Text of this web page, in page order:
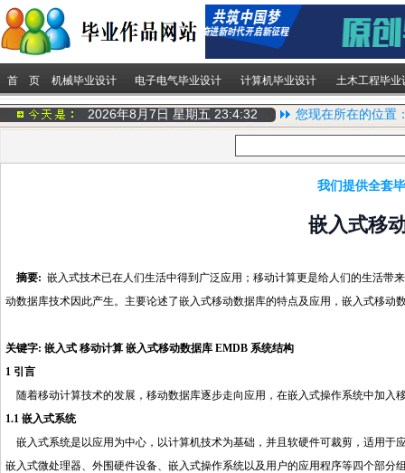
首 页 机械毕业设计 电子电气毕业设计 计算机毕业设计 土木工程毕业
2026年8月7日 星期五 23:4:33 您现在所在的位置
我们提供全套
嵌入式移
摘要: 嵌入式技术已在人们生活中得到广泛应用；移动计算更是给人们的生活带
动数据库技术因此产生。主要论述了嵌入式移动数据库的特点及应用，嵌入式移
关键字: 嵌入式 移动计算 嵌入式移动数据库 EMDB 系统结构
1 引言
随着移动计算技术的发展，移动数据库逐步走向应用，在嵌入式操作系统中加入
1.1 嵌入式系统
嵌入式系统是以应用为中心，以计算机技术为基础，并且软硬件可裁剪，适用于
嵌入式微处理器、外围硬件设备、嵌入式操作系统以及用户的应用程序等四个部分